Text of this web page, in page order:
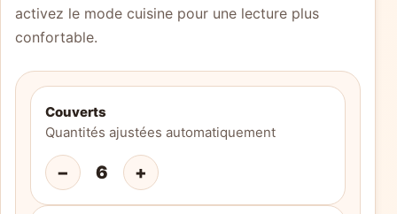
activez le mode cuisine pour une lecture plus
confortable.
Couverts
Quantités ajustées automatiquement
− 6 +